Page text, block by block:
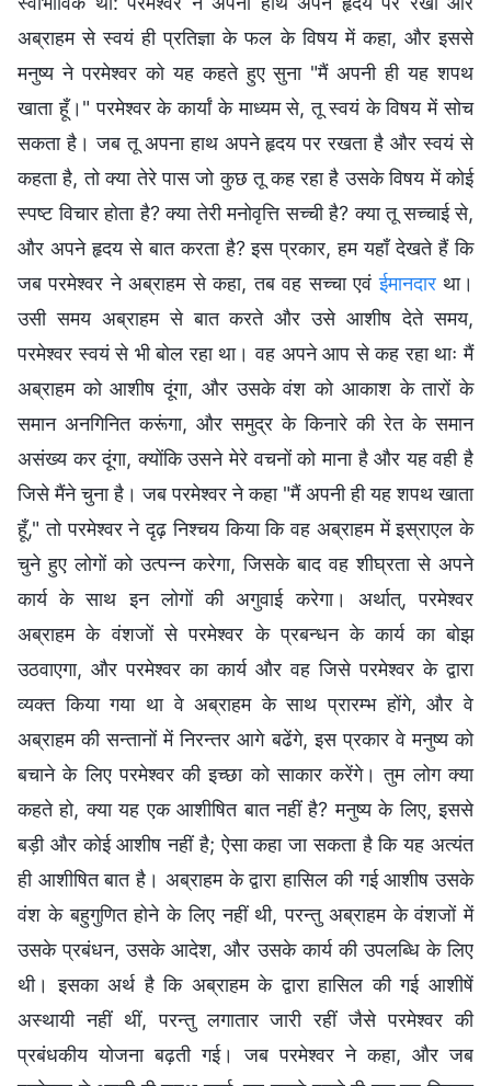
अब्राहम से स्वयं ही प्रतिज्ञा के फल के विषय में कहा, और इससे
मनुष्य ने परमेश्वर को यह कहते हुए सुना "मैं अपनी ही यह शपथ
खाता हूँ।" परमेश्वर के कार्यां के माध्यम से, तू स्वयं के विषय में सोच
सकता है। जब तू अपना हाथ अपने हृदय पर रखता है और स्वयं से
कहता है, तो क्या तेरे पास जो कुछ तू कह रहा है उसके विषय में कोई
स्पष्ट विचार होता है? क्या तेरी मनोवृत्ति सच्ची है? क्या तू सच्चाई से,
और अपने हृदय से बात करता है? इस प्रकार, हम यहाँ देखते हैं कि
जब परमेश्वर ने अब्राहम से कहा, तब वह सच्चा एवंईमानदारथा।
उसी समय अब्राहम से बात करते और उसे आशीष देते समय,
परमेश्वर स्वयं से भी बोल रहा था। वह अपने आप से कह रहा थाः मैं
अब्राहम को आशीष दूंगा, और उसके वंश को आकाश के तारों के
समान अनगिनित करूंगा, और समुद्र के किनारे की रेत के समान
असंख्य कर दूंगा, क्योंकि उसने मेरे वचनों को माना है और यह वही है
जिसे मैंने चुना है। जब परमेश्वर ने कहा "मैं अपनी ही यह शपथ खाता
हूँ," तो परमेश्वर ने दृढ़ निश्चय किया कि वह अब्राहम में इस्राएल के
चुने हुए लोगों को उत्पन्न करेगा, जिसके बाद वह शीघ्रता से अपने
कार्य के साथ इन लोगों की अगुवाई करेगा। अर्थात्, परमेश्वर
अब्राहम के वंशजों से परमेश्वर के प्रबन्धन के कार्य का बोझ
उठवाएगा, और परमेश्वर का कार्य और वह जिसे परमेश्वर के द्वारा
व्यक्त किया गया था वे अब्राहम के साथ प्रारम्भ होंगे, और वे
अब्राहम की सन्तानों में निरन्तर आगे बढेंगे, इस प्रकार वे मनुष्य को
बचाने के लिए परमेश्वर की इच्छा को साकार करेंगे। तुम लोग क्या
कहते हो, क्या यह एक आशीषित बात नहीं है? मनुष्य के लिए, इससे
बड़ी और कोई आशीष नहीं है; ऐसा कहा जा सकता है कि यह अत्यंत
ही आशीषित बात है। अब्राहम के द्वारा हासिल की गई आशीष उसके
वंश के बहुगुणित होने के लिए नहीं थी, परन्तु अब्राहम के वंशजों में
उसके प्रबंधन, उसके आदेश, और उसके कार्य की उपलब्धि के लिए
थी। इसका अर्थ है कि अब्राहम के द्वारा हासिल की गई आशीषें
अस्थायी नहीं थीं, परन्तु लगातार जारी रहीं जैसे परमेश्वर की
प्रबंधकीय योजना बढ़ती गई। जब परमेश्वर ने कहा, और जब